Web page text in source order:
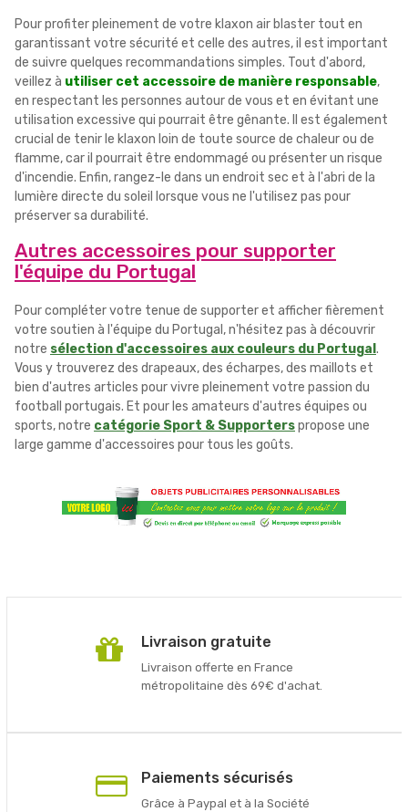
Pour profiter pleinement de votre klaxon air blaster tout en
garantissant votre sécurité et celle des autres, il est important
de suivre quelques recommandations simples. Tout d'abord,
veillez à utiliser cet accessoire de manière responsable,
en respectant les personnes autour de vous et en évitant une
utilisation excessive qui pourrait être gênante. Il est également
crucial de tenir le klaxon loin de toute source de chaleur ou de
flamme, car il pourrait être endommagé ou présenter un risque
d'incendie. Enfin, rangez-le dans un endroit sec et à l'abri de la
lumière directe du soleil lorsque vous ne l'utilisez pas pour
préserver sa durabilité.
Autres accessoires pour supporter
l'équipe du Portugal
Pour compléter votre tenue de supporter et afficher fièrement
votre soutien à l'équipe du Portugal, n'hésitez pas à découvrir
notre sélection d'accessoires aux couleurs du Portugal .
Vous y trouverez des drapeaux, des écharpes, des maillots et
bien d'autres articles pour vivre pleinement votre passion du
football portugais. Et pour les amateurs d'autres équipes ou
sports, notre catégorie Sport & Supporterspropose une
large gamme d'accessoires pour tous les goûts.
Livraison gratuite
Livraison offerte en France
métropolitaine dès 69€ d'achat.
Paiements sécurisés
Grâce à Paypal et à la Société